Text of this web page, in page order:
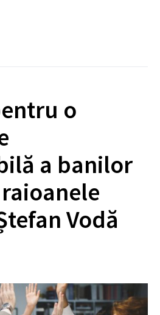
o
a banilor
Vodă